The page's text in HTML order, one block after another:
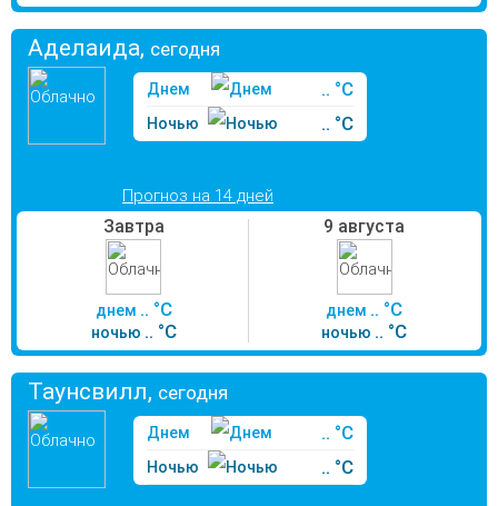
Аделаида, сегодня
Днем .. °C
Ночью .. °C
Прогноз на 14 дней
Завтра
днем .. °C
ночью .. °C
9 августа
днем .. °C
ночью .. °C
Таунсвилл, сегодня
Днем .. °C
Ночью .. °C